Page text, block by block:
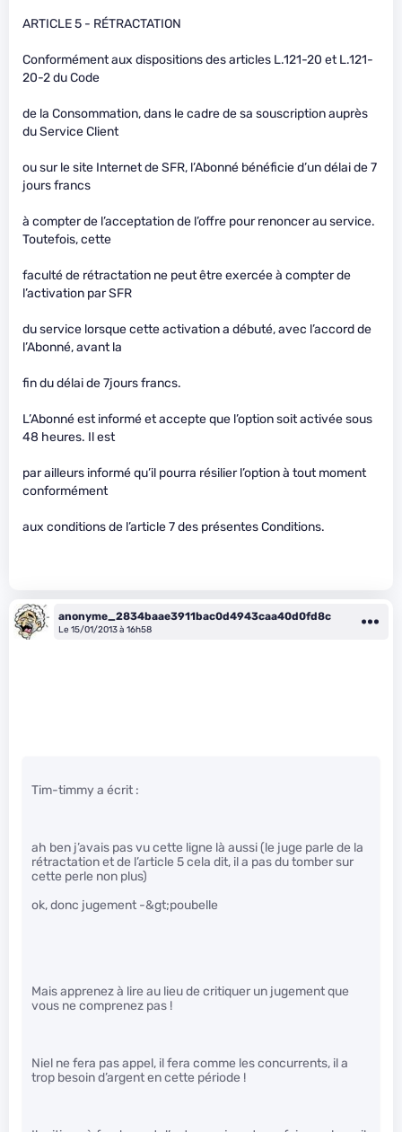
ARTICLE 5 - RÉTRACTATION
Conformément aux dispositions des articles L.121-20 et L.121-
20-2 du Code
de la Consommation, dans le cadre de sa souscription auprès
du Service Client
ou sur le site Internet de SFR, l’Abonné bénéficie d’un délai de 7
jours francs
à compter de l’acceptation de l’offre pour renoncer au service.
Toutefois, cette
faculté de rétractation ne peut être exercée à compter de
l’activation par SFR
du service lorsque cette activation a débuté, avec l’accord de
l’Abonné, avant la
fin du délai de 7jours francs.
L’Abonné est informé et accepte que l’option soit activée sous
48 heures. Il est
par ailleurs informé qu’il pourra résilier l’option à tout moment
conformément
aux conditions de l’article 7 des présentes Conditions.
anonyme_2834baae3911bac0d4943caa40d0fd8c
Le 15/01/2013 à 16h58
Tim-timmy a écrit :
ah ben j’avais pas vu cette ligne là aussi (le juge parle de la
rétractation et de l’article 5 cela dit, il a pas du tomber sur
cette perle non plus)
ok, donc jugement -&gt;poubelle
Mais apprenez à lire au lieu de critiquer un jugement que
vous ne comprenez pas !
Niel ne fera pas appel, il fera comme les concurrents, il a
trop besoin d’argent en cette période !